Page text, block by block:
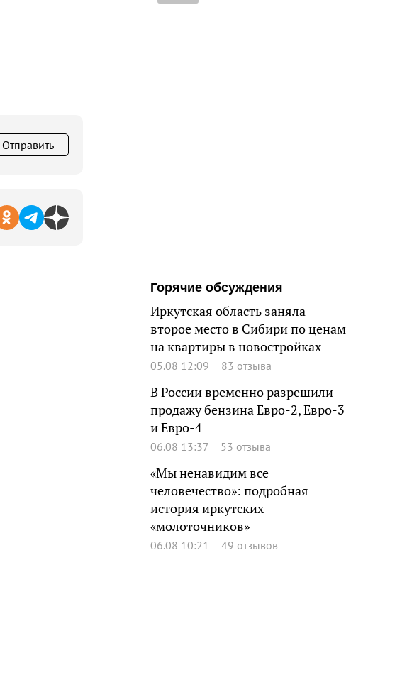
Отправить
Горячие обсуждения
Иркутская область заняла
второе место в Сибири по ценам
на квартиры в новостройках
05.08 12:09 83 отзыва
В России временно разрешили
продажу бензина Евро-2, Евро-3
и Евро-4
06.08 13:37 53 отзыва
«Мы ненавидим все
человечество»: подробная
история иркутских
«молоточников»
06.08 10:21 49 отзывов